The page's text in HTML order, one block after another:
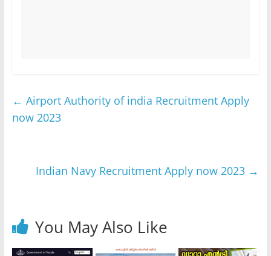
← Airport Authority of india Recruitment Apply
now 2023
Indian Navy Recruitment Apply now 2023 →
You May Also Like